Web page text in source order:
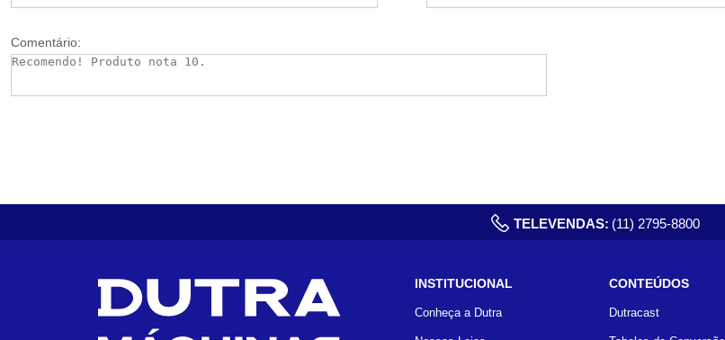
Comentário:
TELEVENDAS: (11) 2795-8800
INSTITUCIONAL
Conheça a Dutra
CONTEÚDOS
Dutracast